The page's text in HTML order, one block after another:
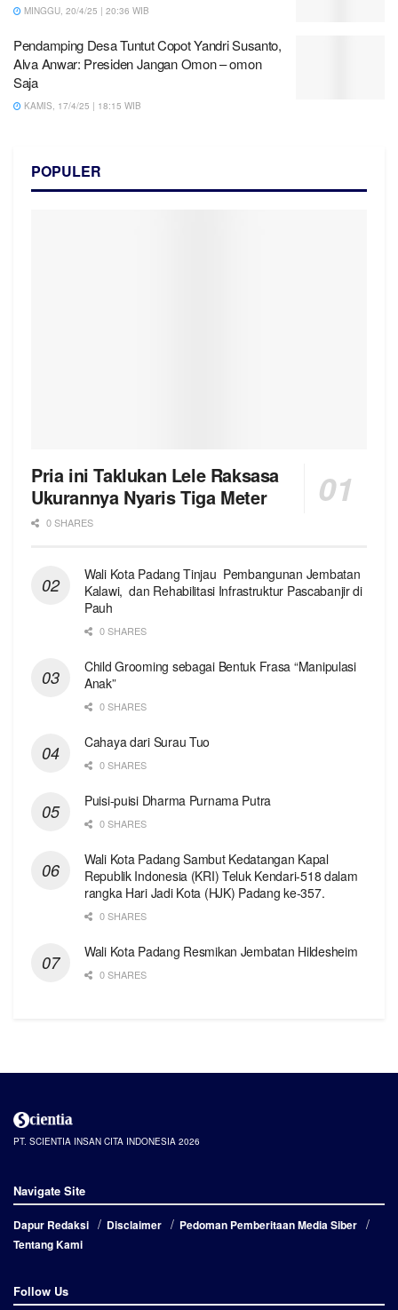
MINGGU, 20/4/25 | 20:36 WIB
Pendamping Desa Tuntut Copot Yandri Susanto,
Alva Anwar: Presiden Jangan Omon – omon
Saja
KAMIS, 17/4/25 | 18:15 WIB
POPULER
Pria ini Taklukan Lele Raksasa
Ukurannya Nyaris Tiga Meter
0 SHARES
Wali Kota Padang Tinjau Pembangunan Jembatan
Kalawi, dan Rehabilitasi Infrastruktur Pascabanjir di
Pauh
0 SHARES
Child Grooming sebagai Bentuk Frasa “Manipulasi
Anak”
0 SHARES
Cahaya dari Surau Tuo
0 SHARES
Puisi-puisi Dharma Purnama Putra
0 SHARES
Wali Kota Padang Sambut Kedatangan Kapal
Republik Indonesia (KRI) Teluk Kendari-518 dalam
rangka Hari Jadi Kota (HJK) Padang ke-357.
0 SHARES
Wali Kota Padang Resmikan Jembatan Hildesheim
0 SHARES
PT. SCIENTIA INSAN CITA INDONESIA 2026
Navigate Site
Dapur Redaksi Disclaimer
Pedoman Pemberitaan Media Siber
Tentang Kami
Follow Us